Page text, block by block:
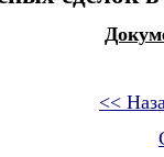
<<